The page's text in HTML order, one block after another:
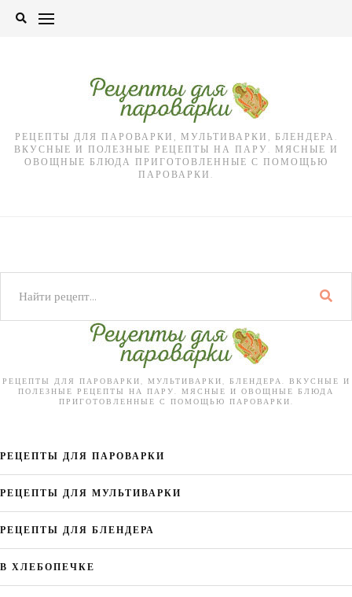
Skip
РЕЦЕПТЫ ДЛЯ ПАРОВАРКИ, МУЛЬТИВАРКИ, БЛЕНДЕРА.
ВКУСНЫЕ И ПОЛЕЗНЫЕ РЕЦЕПТЫ НА ПАРУ. МЯСНЫЕ И
ОВОЩНЫЕ БЛЮДА ПРИГОТОВЛЕННЫЕ С ПОМОЩЬЮ
ПАРОВАРКИ.
РЕЦЕПТЫ ДЛЯ ПАРОВАРКИ, МУЛЬТИВАРКИ, БЛЕНДЕРА. ВКУСНЫЕ И
ПОЛЕЗНЫЕ РЕЦЕПТЫ НА ПАРУ. МЯСНЫЕ И ОВОЩНЫЕ БЛЮДА
ПРИГОТОВЛЕННЫЕ С ПОМОЩЬЮ ПАРОВАРКИ.
РЕЦЕПТЫ ДЛЯ ПАРОВАРКИ
РЕЦЕПТЫ ДЛЯ МУЛЬТИВАРКИ
РЕЦЕПТЫ ДЛЯ БЛЕНДЕРА
В ХЛЕБОПЕЧКЕ